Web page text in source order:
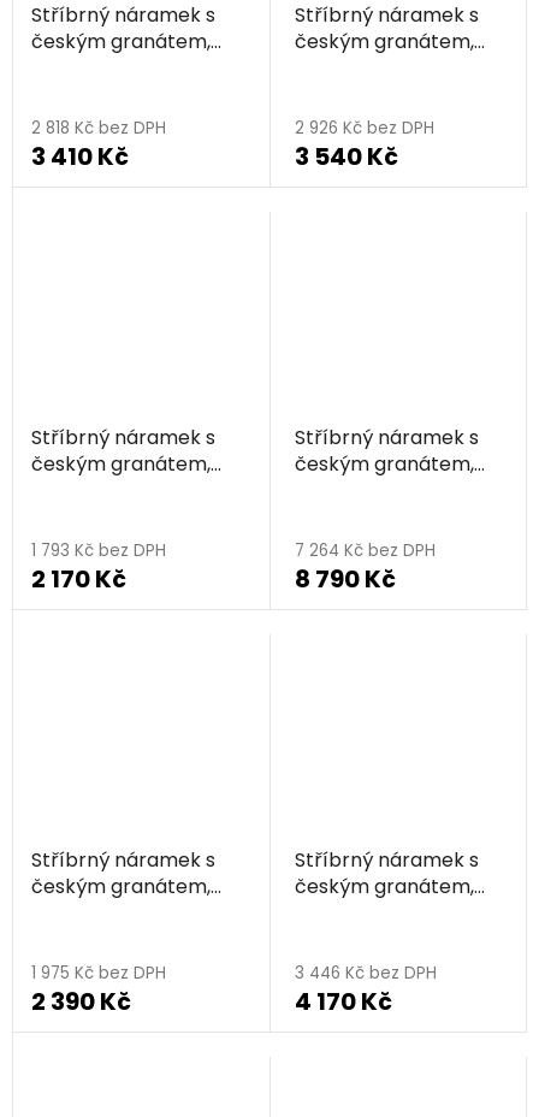
Stříbrný náramek s
českým granátem,
2 818 Kč bez DPH
3 410 Kč
Stříbrný náramek s
českým granátem,
2 926 Kč bez DPH
3 540 Kč
Stříbrný náramek s
českým granátem,
1 793 Kč bez DPH
2 170 Kč
Stříbrný náramek s
českým granátem,
7 264 Kč bez DPH
8 790 Kč
Stříbrný náramek s
českým granátem,
1 975 Kč bez DPH
2 390 Kč
Stříbrný náramek s
českým granátem,
3 446 Kč bez DPH
4 170 Kč